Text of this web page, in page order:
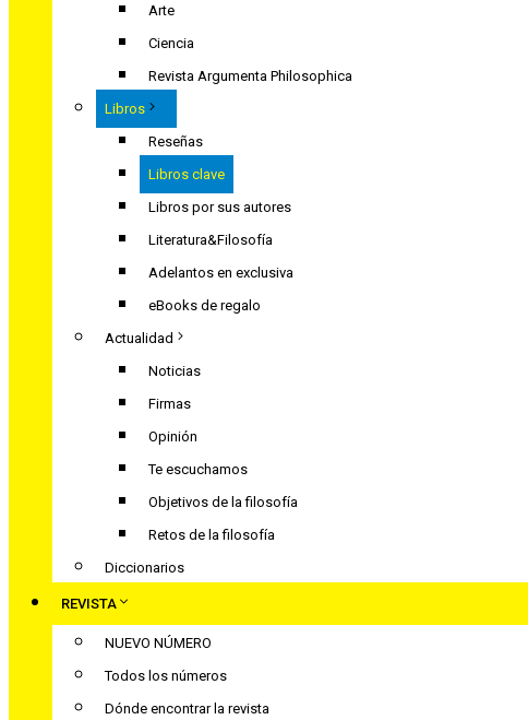
Arte
Ciencia
Revista Argumenta Philosophica
Libros
Reseñas
Libros clave
Libros por sus autores
Literatura&Filosofía
Adelantos en exclusiva
eBooks de regalo
Actualidad
Noticias
Firmas
Opinión
Te escuchamos
Objetivos de la filosofía
Retos de la filosofía
Diccionarios
REVISTA
NUEVO NÚMERO
Todos los números
Dónde encontrar la revista